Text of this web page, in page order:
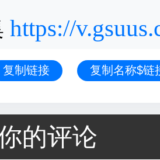
https://
复制链接 复制名称$链
的评论